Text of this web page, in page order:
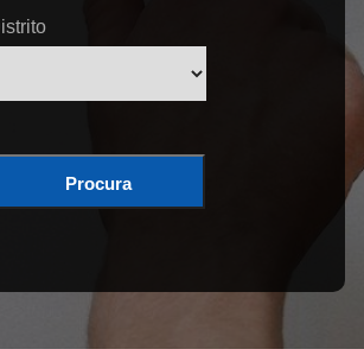
Procura